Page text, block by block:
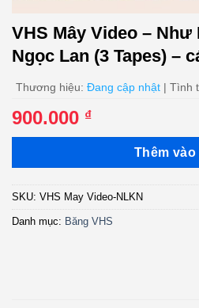
VHS Mây Video – Như
Ngọc Lan (3 Tapes) –
Thương hiệu: Đang cập nhật | Tình
900.000 ₫
Thêm
SKU: VHS May Video-NLKN
Danh mục: Băng VHS